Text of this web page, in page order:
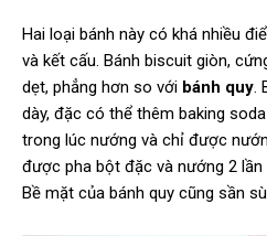
Hai loại bánh này có khá nhiều
và kết cấu. Bánh biscuit giòn,
dẹt, phẳng hơn so với bánh quy.
dày, đặc có thể thêm baking
trong lúc nướng và chỉ được
được pha bột đặc và nướng 2
Bề mặt của bánh quy cũng sần